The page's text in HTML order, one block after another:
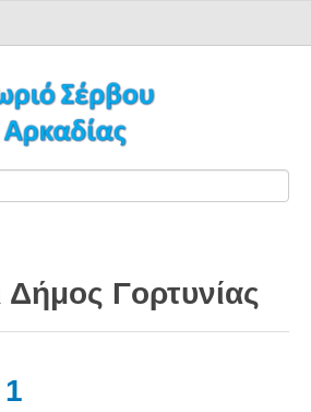
Δήμος Γορτυνίας